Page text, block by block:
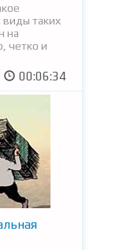
виды таких
на
четко и
00:06:34